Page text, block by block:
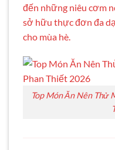
đến những niêu cơm
sở hữu thực đơn đa
cho mùa hè.
Top Món Ăn Nên Thử